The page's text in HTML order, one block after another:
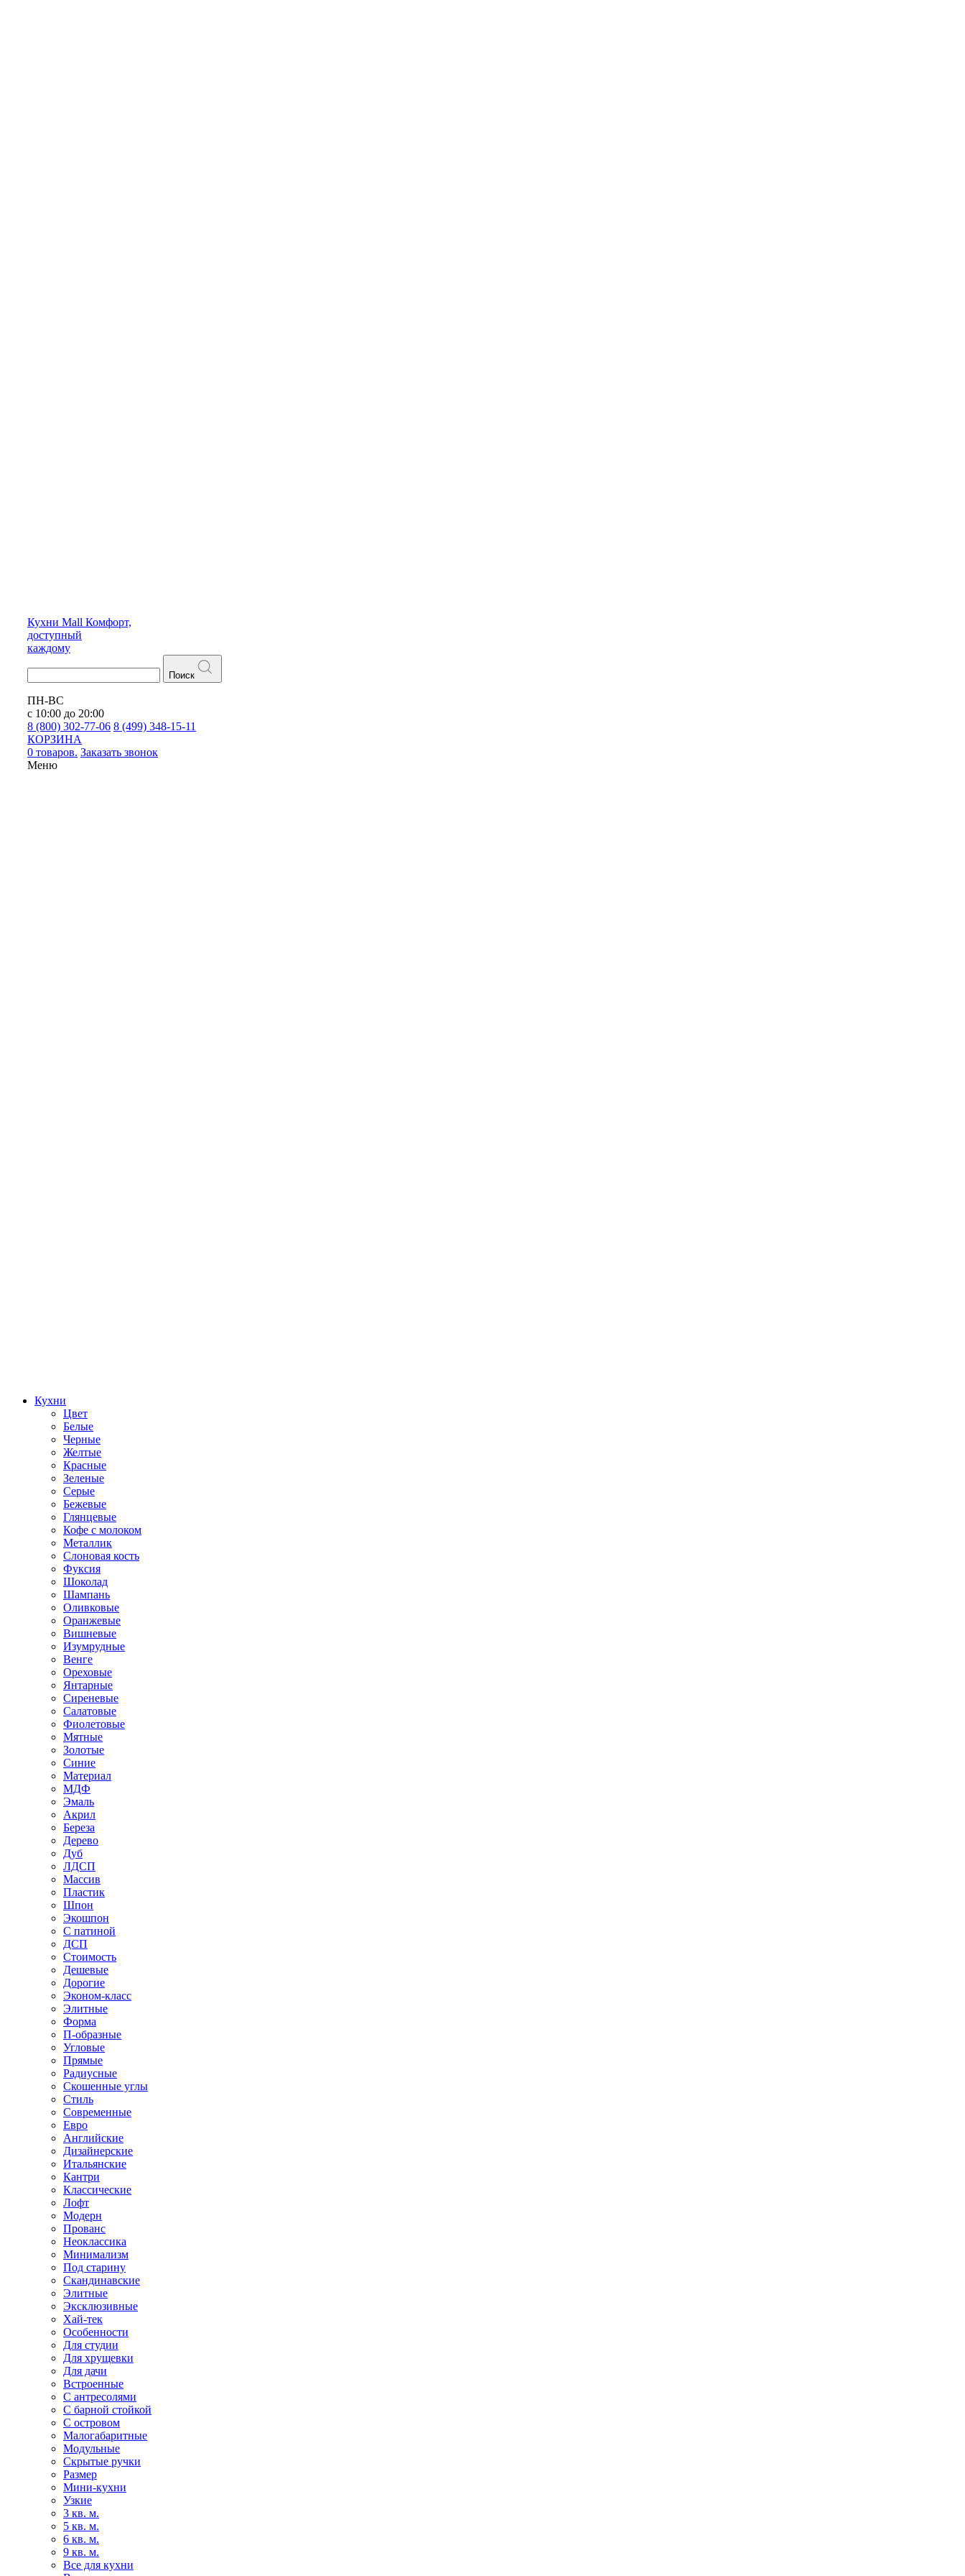
Кухни Mall Комфорт,
доступный
каждому
Поиск
ПН-ВС
с 10:00 до 20:00
8 (800) 302-77-06 8 (499) 348-15-11
КОРЗИНА
0 товаров. Заказать звонок
Меню
Кухни
Цвет
Белые
Черные
Желтые
Красные
Зеленые
Серые
Бежевые
Глянцевые
Кофе с молоком
Металлик
Слоновая кость
Фуксия
Шоколад
Шампань
Оливковые
Оранжевые
Вишневые
Изумрудные
Венге
Ореховые
Янтарные
Сиреневые
Салатовые
Фиолетовые
Мятные
Золотые
Синие
Материал
МДФ
Эмаль
Акрил
Береза
Дерево
Дуб
ЛДСП
Массив
Пластик
Шпон
Экошпон
С патиной
ДСП
Стоимость
Дешевые
Дорогие
Эконом-класс
Элитные
Форма
П-образные
Угловые
Прямые
Радиусные
Скошенные углы
Стиль
Современные
Евро
Английские
Дизайнерские
Итальянские
Кантри
Классические
Лофт
Модерн
Прованс
Неоклассика
Минимализм
Под старину
Скандинавские
Элитные
Эксклюзивные
Хай-тек
Особенности
Для студии
Для хрущевки
Для дачи
Встроенные
С антресолями
С барной стойкой
С островом
Малогабаритные
Модульные
Скрытые ручки
Размер
Мини-кухни
Узкие
3 кв. м.
5 кв. м.
6 кв. м.
9 кв. м.
Все для кухни